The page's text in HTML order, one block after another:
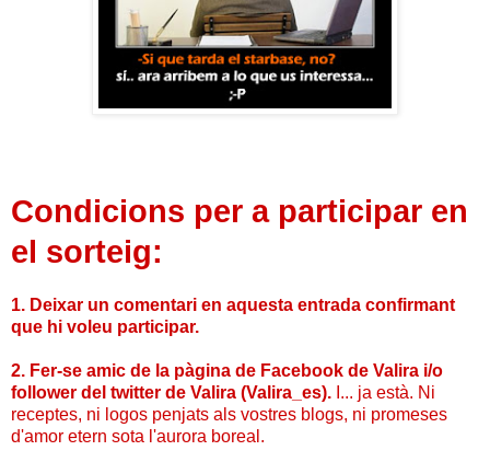
Condicions per a participar en
el sorteig:
1. Deixar un comentari en aquesta entrada confirmant
que hi voleu participar.
2. Fer-se amic de la pàgina de Facebook de Valira i/o
follower del twitter de Valira (Valira_es). I... ja està. Ni
receptes, ni logos penjats als vostres blogs, ni promeses
d'amor etern sota l'aurora boreal.